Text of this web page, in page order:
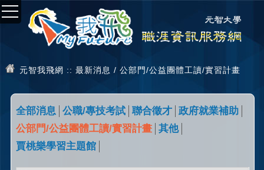
元智我飛網 :: 最新消息 / 公部門/公益團體工讀/實習計畫
全部消息 公職/專技考試 聯合徵才 政府就業補助
公部門/公益團體工讀/實習計畫 其他
賈桃樂學習主題館